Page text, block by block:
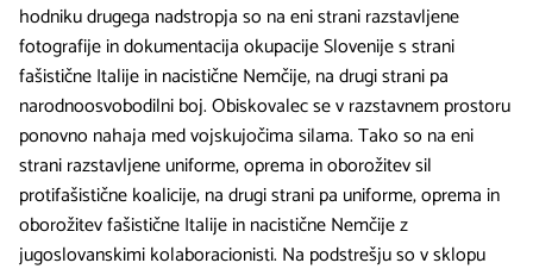
hodniku drugega nadstropja so na eni strani razstavljene
fotografije in dokumentacija okupacije Slovenije s strani
fašistične Italije in nacistične Nemčije, na drugi strani pa
narodnoosvobodilni boj. Obiskovalec se v razstavnem prostoru
ponovno nahaja med vojskujočima silama. Tako so na eni
strani razstavljene uniforme, oprema in oborožitev sil
protifašistične koalicije, na drugi strani pa uniforme, oprema in
oborožitev fašistične Italije in nacistične Nemčije z
jugoslovanskimi kolaboracionisti. Na podstrešju so v sklopu